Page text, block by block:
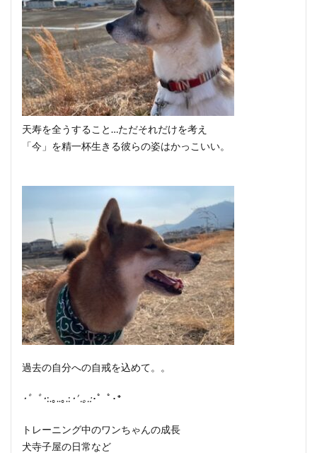
天寿を全うすること…ただそれだけを考え
「今」を精一杯生きる彼らの姿はかっこいい。
過去の自分への自戒を込めて。。
･゜ﾟ･:.｡..｡.: ･’ .｡.:･゜ﾟ･*
トレーニング中のワンちゃんの成長
犬寺子屋の日常など